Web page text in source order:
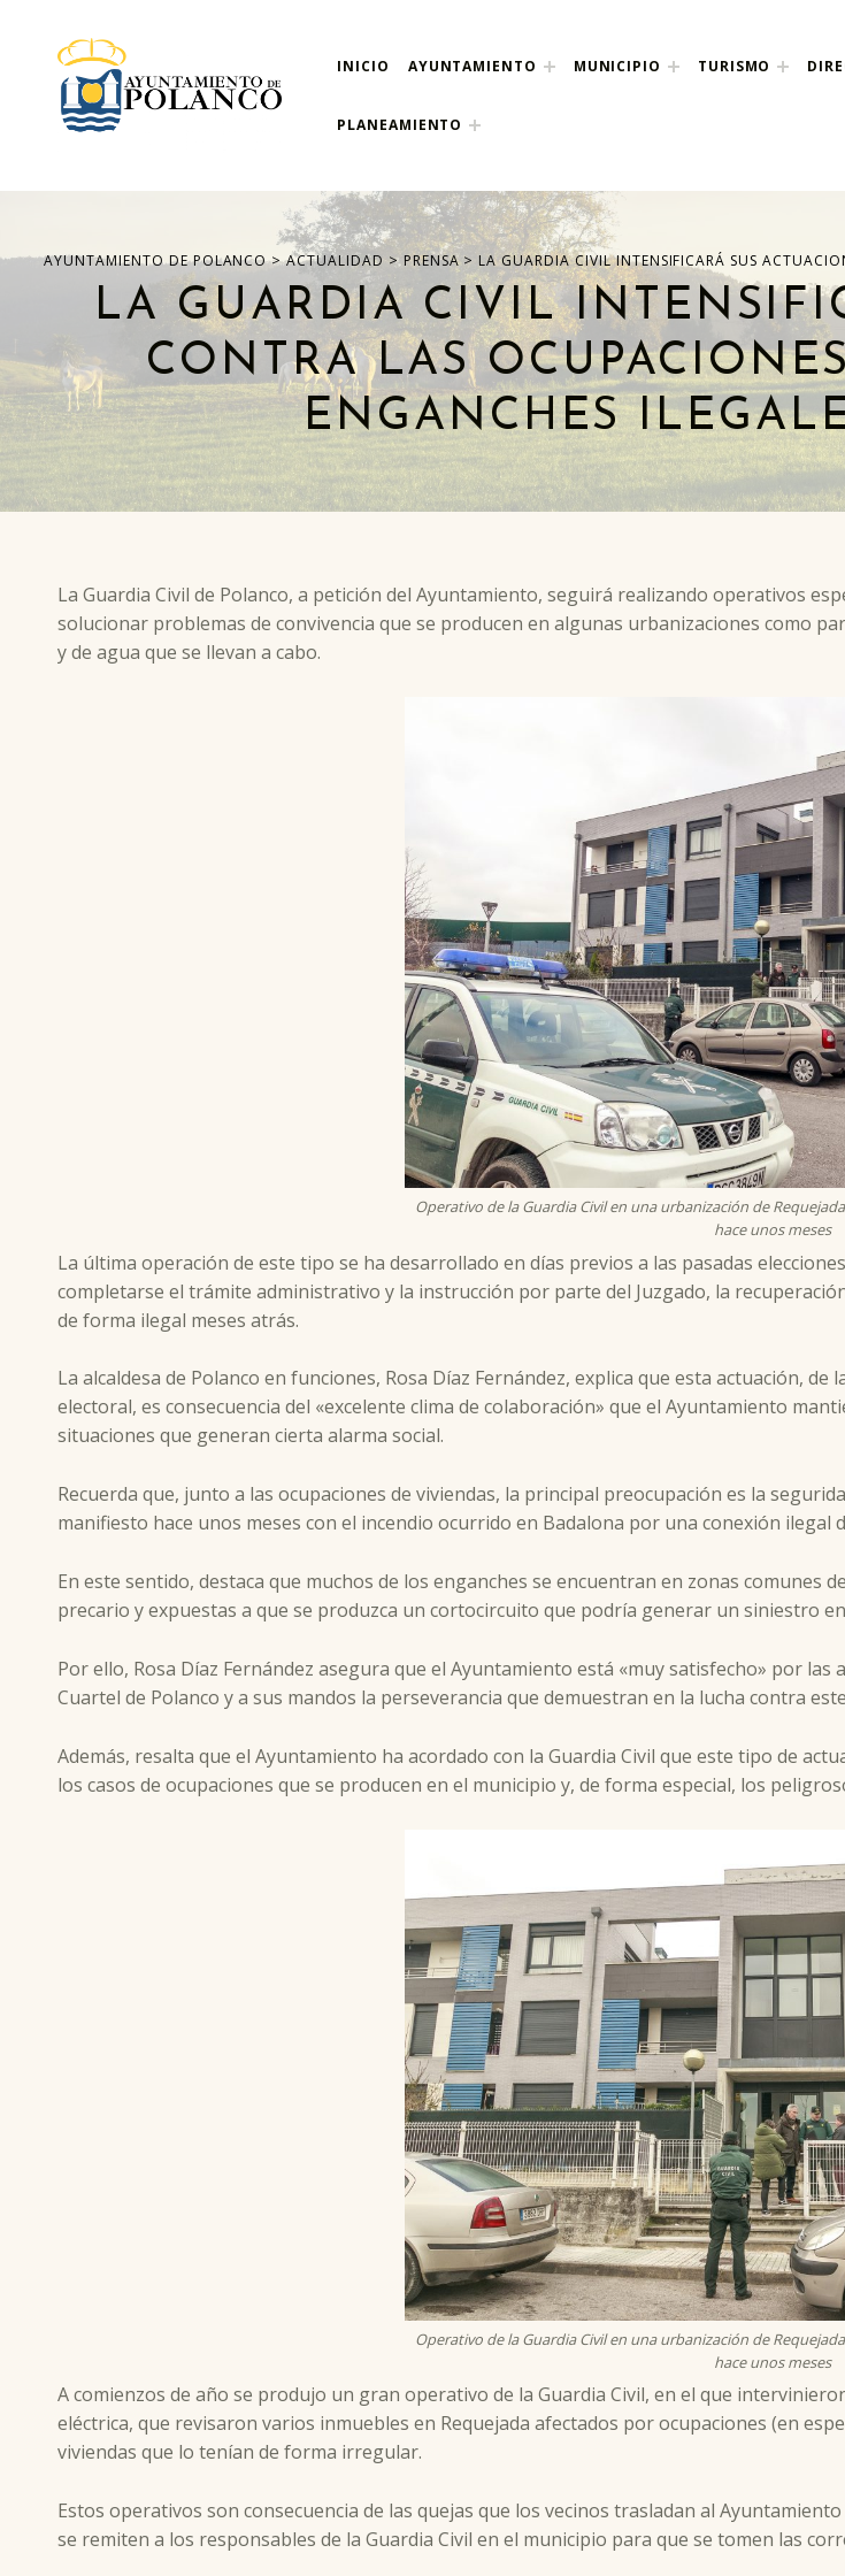
ayuntamiento de polanco
AYUNTAMIENTO DE POLANCO
INICIO AYUNTAMIENTO MUNICIPIO TURISMO
PLANEAMIENTO
AYUNTAMIENTO DE POLANCO>ACTUALIDAD >PRENSA >LA GUARDIA CIVIL INTENSIFICARÁ SUS
LA GUARDIA CIVIL
CONTRA LAS
ENGANCHES
La Guardia Civil de Polanco, a petición del Ayuntamiento, seguirá realizando operativos
solucionar problemas de convivencia que se producen en algunas urbanizaciones como
y de agua que se llevan a cabo.
Operativo de la Guardia Civil en una urbanización de
hace unos meses
La última operación de este tipo se ha desarrollado en días previos a las pasadas
completarse el trámite administrativo y la instrucción por parte del Juzgado, la
de forma ilegal meses atrás.
La alcaldesa de Polanco en funciones, Rosa Díaz Fernández, explica que esta actuación,
electoral, es consecuencia del «excelente clima de colaboración» que el Ayuntamiento
situaciones que generan cierta alarma social.
Recuerda que, junto a las ocupaciones de viviendas, la principal preocupación es la
manifiesto hace unos meses con el incendio ocurrido en Badalona por una conexión ilegal
En este sentido, destaca que muchos de los enganches se encuentran en zonas
precario y expuestas a que se produzca un cortocircuito que podría generar un siniestro
Por ello, Rosa Díaz Fernández asegura que el Ayuntamiento está «muy satisfecho» por las
Cuartel de Polanco y a sus mandos la perseverancia que demuestran en la lucha contra
Además, resalta que el Ayuntamiento ha acordado con la Guardia Civil que este tipo de
los casos de ocupaciones que se producen en el municipio y, de forma especial, los
Operativo de la Guardia Civil en una urbanización de
hace unos meses
A comienzos de año se produjo un gran operativo de la Guardia Civil, en el que
eléctrica, que revisaron varios inmuebles en Requejada afectados por ocupaciones (en
viviendas que lo tenían de forma irregular.
Estos operativos son consecuencia de las quejas que los vecinos trasladan al
se remiten a los responsables de la Guardia Civil en el municipio para que se tomen las